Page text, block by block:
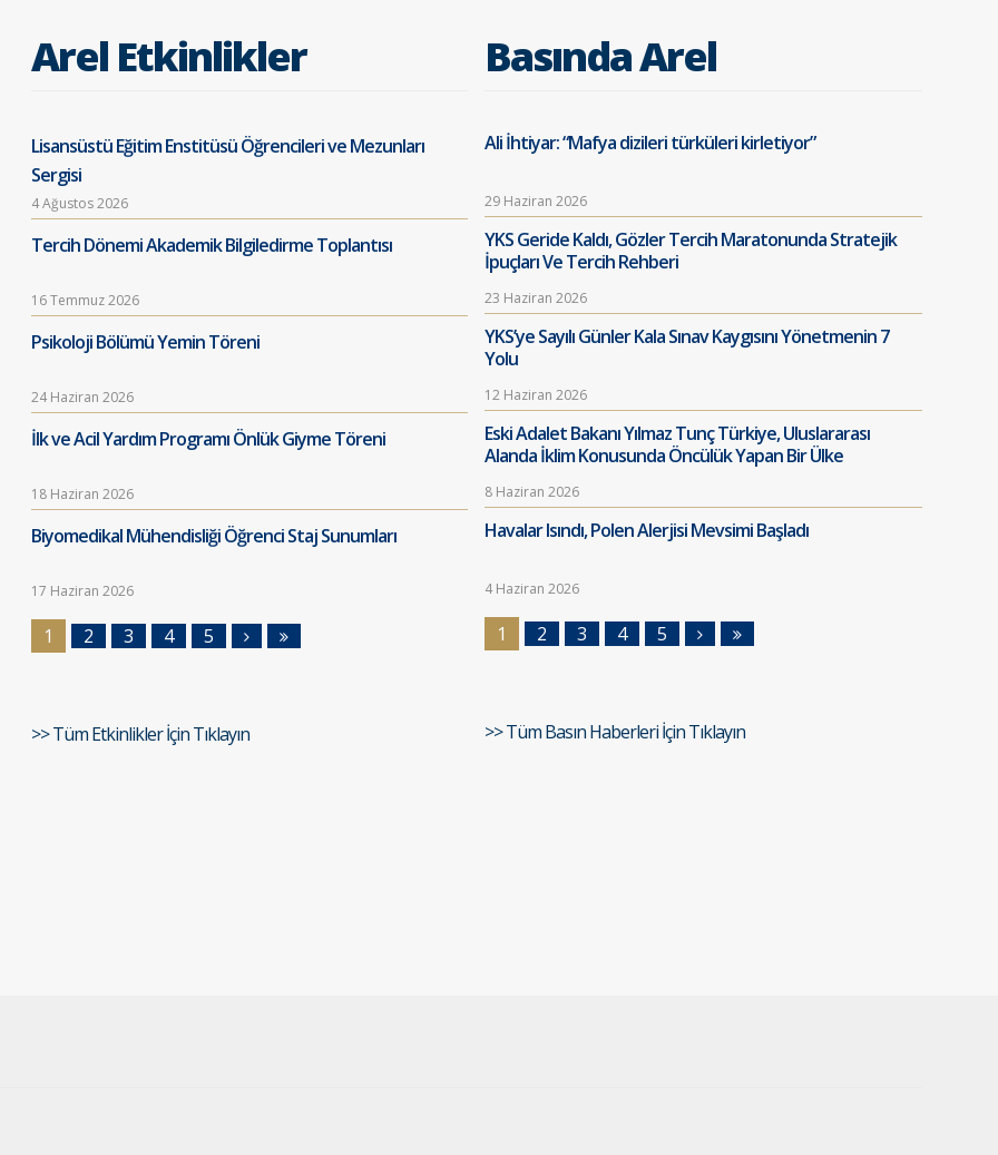
Arel Etkinlikler
Lisansüstü Eğitim Enstitüsü Öğrencileri ve Mezunları
Sergisi
4 Ağustos 2026
Tercih Dönemi Akademik Bilgiledirme Toplantısı
16 Temmuz 2026
Psikoloji Bölümü Yemin Töreni
24 Haziran 2026
İlk ve Acil Yardım Programı Önlük Giyme Töreni
18 Haziran 2026
Biyomedikal Mühendisliği Öğrenci Staj Sunumları
17 Haziran 2026
1 2 3 4 5
>> Tüm Etkinlikler İçin Tıklayın
Basında Arel
Ali İhtiyar: “Mafya dizileri türküleri kirletiyor”
29 Haziran 2026
YKS Geride Kaldı, Gözler Tercih Maratonunda Stratejik
İpuçları Ve Tercih Rehberi
23 Haziran 2026
YKS’ye Sayılı Günler Kala Sınav Kaygısını Yönetmenin 7
Yolu
12 Haziran 2026
Eski Adalet Bakanı Yılmaz Tunç Türkiye, Uluslararası
Alanda İklim Konusunda Öncülük Yapan Bir Ülke
8 Haziran 2026
Havalar Isındı, Polen Alerjisi Mevsimi Başladı
4 Haziran 2026
1 2 3 4 5
>> Tüm Basın Haberleri İçin Tıklayın